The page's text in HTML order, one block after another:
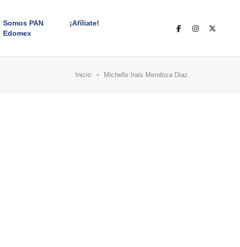
Somos PAN
Edomex
¡Afíliate!
Inicio Michelle Irais Mendoza Diaz